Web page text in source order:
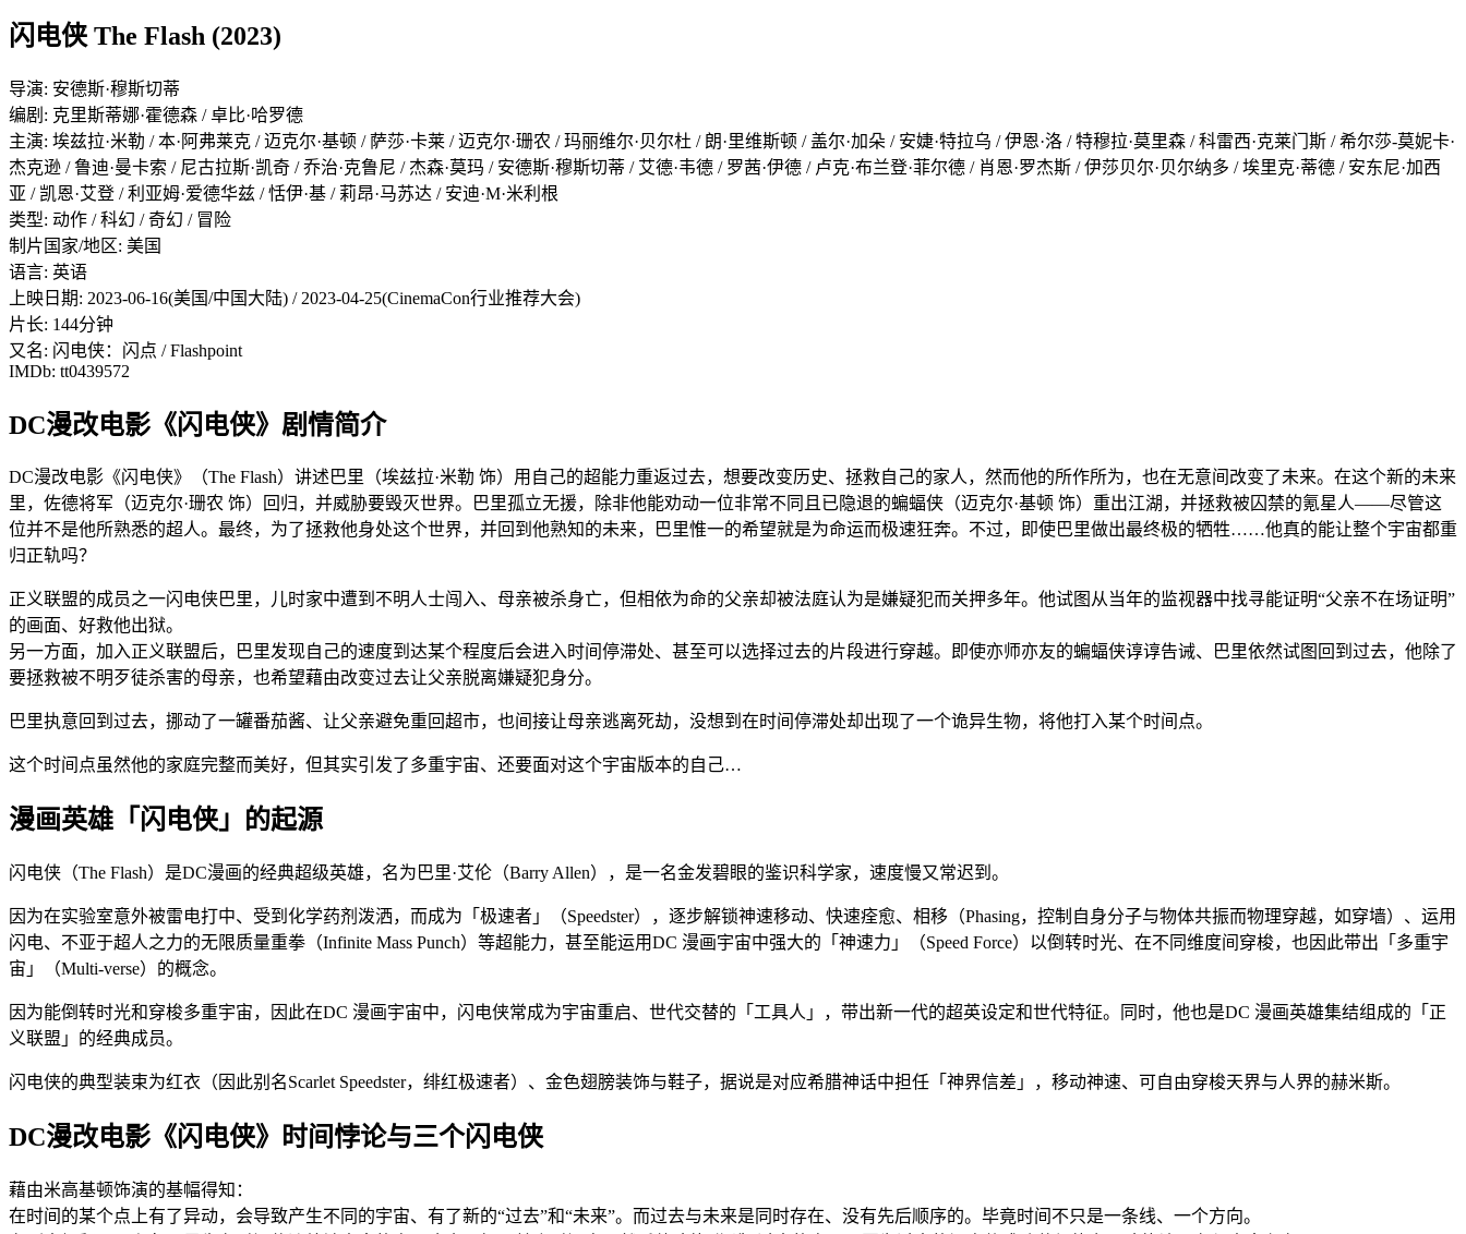
闪电侠 The Flash (2023)
导演: 安德斯·穆斯切蒂
编剧: 克里斯蒂娜·霍德森 / 卓比·哈罗德
主演: 埃兹拉·米勒 / 本·阿弗莱克 / 迈克尔·基顿 / 萨莎·卡莱 / 迈克尔·珊农 / 玛丽维尔·贝尔杜 / 朗·里维斯顿 / 盖尔·加朵 / 安婕·特拉乌 / 伊恩·洛 / 特穆拉·莫里森 / 科雷西·克莱门斯 / 希尔莎-莫妮卡·
杰克逊 / 鲁迪·曼卡索 / 尼古拉斯·凯奇 / 乔治·克鲁尼 / 杰森·莫玛 / 安德斯·穆斯切蒂 / 艾德·韦德 / 罗茜·伊德 / 卢克·布兰登·菲尔德 / 肖恩·罗杰斯 / 伊莎贝尔·贝尔纳多 / 埃里克·蒂德 / 安东尼·加西
亚 / 凯恩·艾登 / 利亚姆·爱德华兹 / 恬伊·基 / 莉昂·马苏达 / 安迪·M·米利根
类型: 动作 / 科幻 / 奇幻 / 冒险
制片国家/地区: 美国
语言: 英语
上映日期: 2023-06-16(美国/中国大陆) / 2023-04-25(CinemaCon行业推荐大会)
片长: 144分钟
又名: 闪电侠：闪点 / Flashpoint
IMDb: tt0439572
DC漫改电影《闪电侠》剧情简介
DC漫改电影《闪电侠》（The Flash）讲述巴里（埃兹拉·米勒 饰）用自己的超能力重返过去，想要改变历史、拯救自己的家人，然而他的所作所为，也在无意间改变了未来。在这个新的未来
里，佐德将军（迈克尔·珊农 饰）回归，并威胁要毁灭世界。巴里孤立无援，除非他能劝动一位非常不同且已隐退的蝙蝠侠（迈克尔·基顿 饰）重出江湖，并拯救被囚禁的氪星人——尽管这
位并不是他所熟悉的超人。最终，为了拯救他身处这个世界，并回到他熟知的未来，巴里惟一的希望就是为命运而极速狂奔。不过，即使巴里做出最终极的牺牲……他真的能让整个宇宙都重
归正轨吗？
正义联盟的成员之一闪电侠巴里，儿时家中遭到不明人士闯入、母亲被杀身亡，但相依为命的父亲却被法庭认为是嫌疑犯而关押多年。他试图从当年的监视器中找寻能证明“父亲不在场证明”
的画面、好救他出狱。
另一方面，加入正义联盟后，巴里发现自己的速度到达某个程度后会进入时间停滞处、甚至可以选择过去的片段进行穿越。即使亦师亦友的蝙蝠侠谆谆告诫、巴里依然试图回到过去，他除了
要拯救被不明歹徒杀害的母亲，也希望藉由改变过去让父亲脱离嫌疑犯身分。
巴里执意回到过去，挪动了一罐番茄酱、让父亲避免重回超市，也间接让母亲逃离死劫，没想到在时间停滞处却出现了一个诡异生物，将他打入某个时间点。
这个时间点虽然他的家庭完整而美好，但其实引发了多重宇宙、还要面对这个宇宙版本的自己…
漫画英雄「闪电侠」的起源
闪电侠（The Flash）是DC漫画的经典超级英雄，名为巴里·艾伦（Barry Allen），是一名金发碧眼的鉴识科学家，速度慢又常迟到。
因为在实验室意外被雷电打中、受到化学药剂泼洒，而成为「极速者」（Speedster），逐步解锁神速移动、快速痊愈、相移（Phasing，控制自身分子与物体共振而物理穿越，如穿墙）、运用
闪电、不亚于超人之力的无限质量重拳（Infinite Mass Punch）等超能力，甚至能运用DC 漫画宇宙中强大的「神速力」（Speed Force）以倒转时光、在不同维度间穿梭，也因此带出「多重宇
宙」（Multi-verse）的概念。
因为能倒转时光和穿梭多重宇宙，因此在DC 漫画宇宙中，闪电侠常成为宇宙重启、世代交替的「工具人」，带出新一代的超英设定和世代特征。同时，他也是DC 漫画英雄集结组成的「正
义联盟」的经典成员。
闪电侠的典型装束为红衣（因此别名Scarlet Speedster，绯红极速者）、金色翅膀装饰与鞋子，据说是对应希腊神话中担任「神界信差」，移动神速、可自由穿梭天界与人界的赫米斯。
DC漫改电影《闪电侠》时间悖论与三个闪电侠
藉由米高基顿饰演的基幅得知：
在时间的某个点上有了异动，会导致产生不同的宇宙、有了新的“过去”和“未来”。而过去与未来是同时存在、没有先后顺序的。毕竟时间不只是一条线、一个方向。